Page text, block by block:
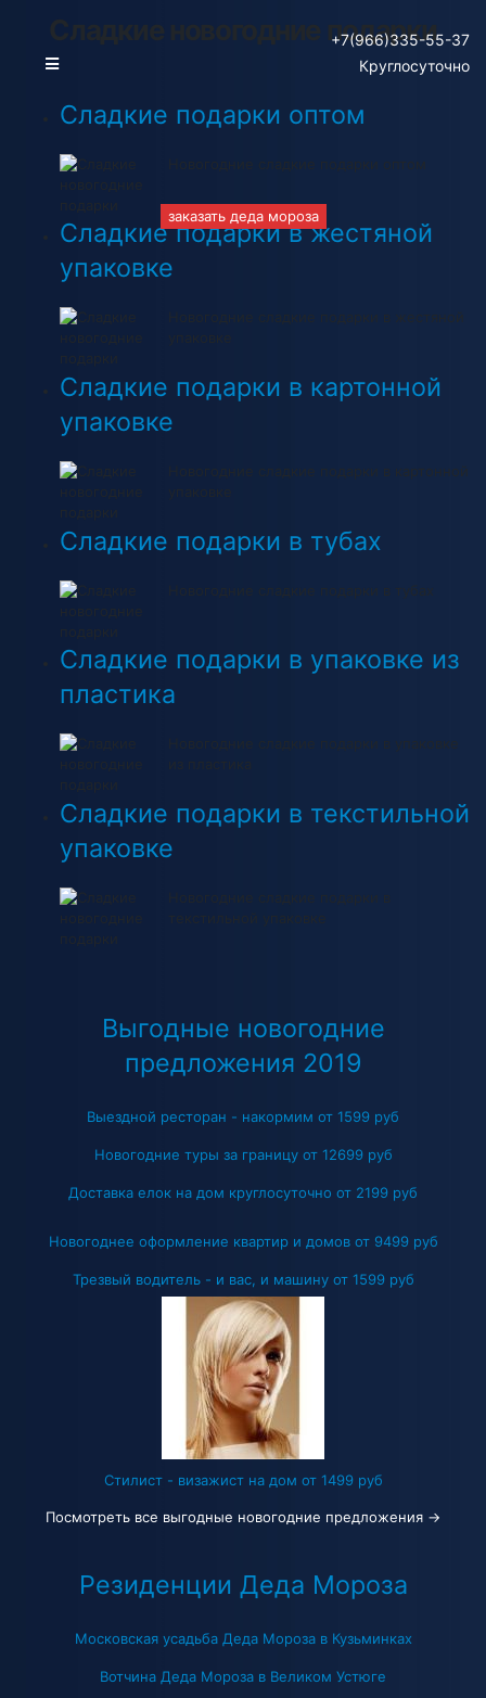
+7(966)335-55-37
Круглосуточно
заказать деда мороза
Сладкие новогодние подарки
Сладкие подарки оптом
Новогодние сладкие подарки оптом
Сладкие подарки в жестяной
упаковке
Новогодние сладкие подарки в жестяной
Сладкие подарки в картонной
упаковке
Новогодние сладкие подарки в картонной
Сладкие подарки в тубах
Новогодние сладкие подарки в тубах
Сладкие подарки в упаковке из
пластика
Новогодние сладкие подарки в упаковке
Сладкие подарки в текстильной
упаковке
Новогодние сладкие подарки в
Выгодные новогодние
предложения 2019
Выездной ресторан - накормим от 1599 руб
Новогодние туры за границу от 12699 руб
Доставка елок на дом круглосуточно от 2199 руб
Новогоднее оформление квартир и домов от 9499 руб
Трезвый водитель - и вас, и машину от 1599 руб
Стилист - визажист на дом от 1499 руб
Посмотреть все выгодные новогодние предложения →
Резиденции Деда Мороза
Московская усадьба Деда Мороза в Кузьминках
Вотчина Деда Мороза в Великом Устюге